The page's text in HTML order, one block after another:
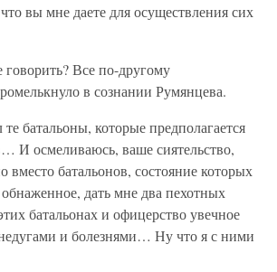
вы мне даете для осуществления сих
говорить? Все по-другому
в сознании Румянцева.
батальоны, которые предполагается
И осмеливаюсь, ваше сиятельство,
вместо батальонов, состояние которых
дать мне два пехотных
батальонах и офицерство увечное
и болезнями… Ну что я с ними